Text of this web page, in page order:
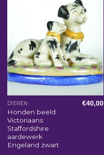
DIEREN
Honden beeld
Victoriaans
Staffordshire
aardewerk
Engeland zwart
€40,00